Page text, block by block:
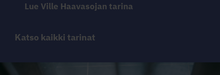
Lue Ville Haavasojan tarina
Katso kaikki tarinat